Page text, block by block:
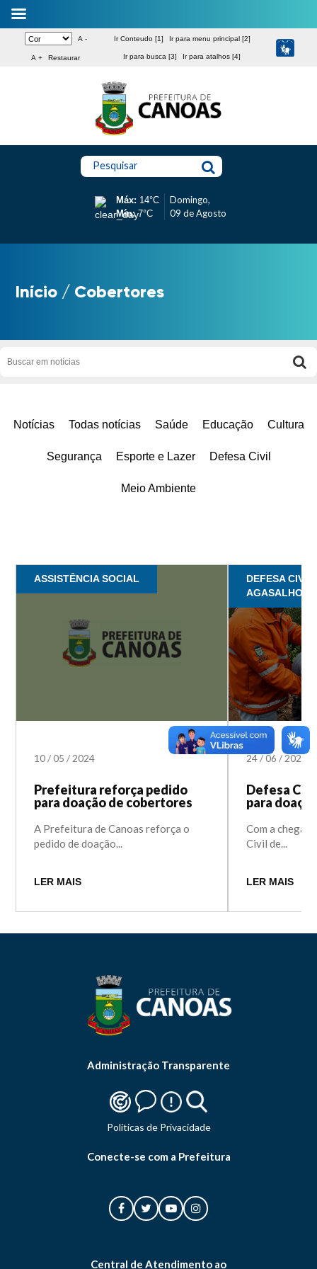
A -
A + Restaurar
Ir Conteudo [1] Ir para menu principal [2]
Ir para busca [3] Ir para atalhos [4]
Pesquisar
Máx: 14°C
Mín:7°C
Domingo,
09 de Agosto
Início / Cobertores
Notícias Todas notícias Saúde Educação Cultura
Segurança Esporte e Lazer Defesa Civil
Meio Ambiente
ASSISTÊNCIA SOCIAL
10 /05 /2024
Prefeitura reforça pedido
para doação de cobertores
A Prefeitura de Canoas reforça o
pedido de doação...
LER MAIS
DEFESA
AGASALHO
24/06 /2021
Defesa
para
Com a
Civil de...
LER MAIS
Administração Transparente
Politicas de Privacidade
Conecte-se com a Prefeitura
Central de Atendimento ao